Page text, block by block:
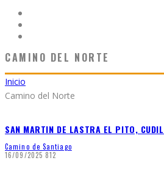
CAMINO DEL NORTE
Inicio
Camino del Norte
SAN MARTIN DE LASTRA EL PITO,
Camino de Santiago
16/09/2025 812